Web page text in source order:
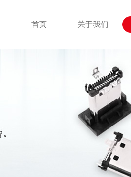
首页 关于我们